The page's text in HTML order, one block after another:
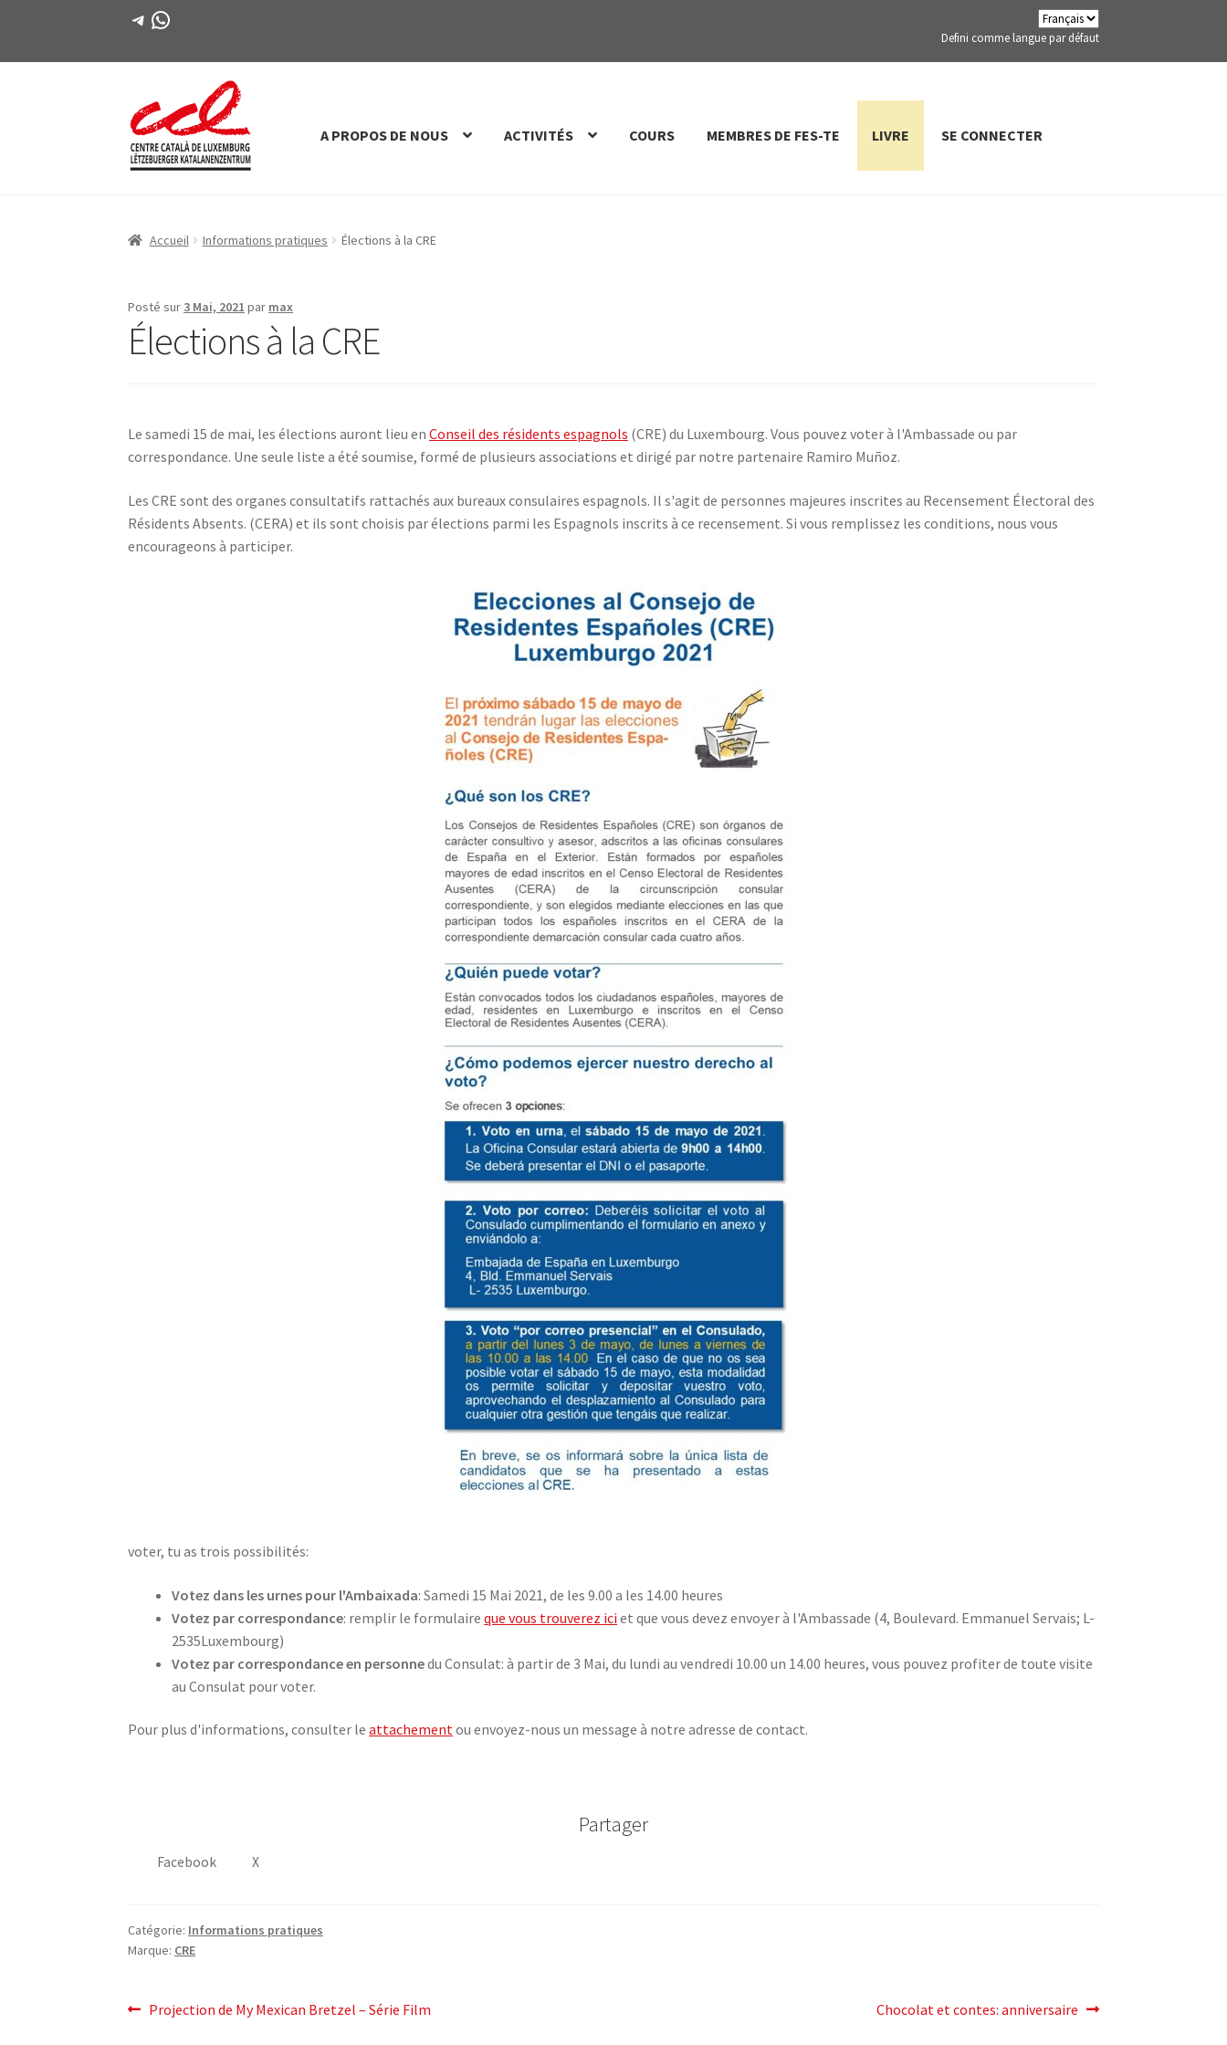
Télégramme
WhatsApp
Defini comme langue par défaut
Passer
à
Aller
au
A PROPOS DE NOUS ACTIVITÉS COURS MEMBRES DE FES-TE LIVRE SE CONNECTER
Accueil Informations pratiques Élections à la CRE
Posté sur 3 Mai, 2021 par max
Élections à la CRE
Le samedi 15 de mai, les élections auront lieu enConseil des résidents espagnols (CRE) du Luxembourg. Vous pouvez voter à l'Ambassade ou par
correspondance. Une seule liste a été soumise, formé de plusieurs associations et dirigé par notre partenaire Ramiro Muñoz.
Les CRE sont des organes consultatifs rattachés aux bureaux consulaires espagnols. Il s'agit de personnes majeures inscrites au Recensement Électoral des
Résidents Absents. (CERA) et ils sont choisis par élections parmi les Espagnols inscrits à ce recensement. Si vous remplissez les conditions, nous vous
encourageons à participer.
voter, tu as trois possibilités:
Votez dans les urnes pour l'Ambaixada: Samedi 15 Mai 2021, de les 9.00 a les 14.00 heures
Votez par correspondance: remplir le formulaireque vous trouverez ici et que vous devez envoyer à l'Ambassade (4, Boulevard. Emmanuel Servais; L-
2535Luxembourg)
Votez par correspondance en personnedu Consulat: à partir de 3 Mai, du lundi au vendredi 10.00 un 14.00 heures, vous pouvez profiter de toute visite
au Consulat pour voter.
Pour plus d'informations, consulter leattachementou envoyez-nous un message à notre adresse de contact.
Partager
Facebook X
Catégorie: Informations pratiques
Marque: CRE
post
Post
Projection de My Mexican Bretzel – Série Film
Article
Chocolat et contes: anniversaire